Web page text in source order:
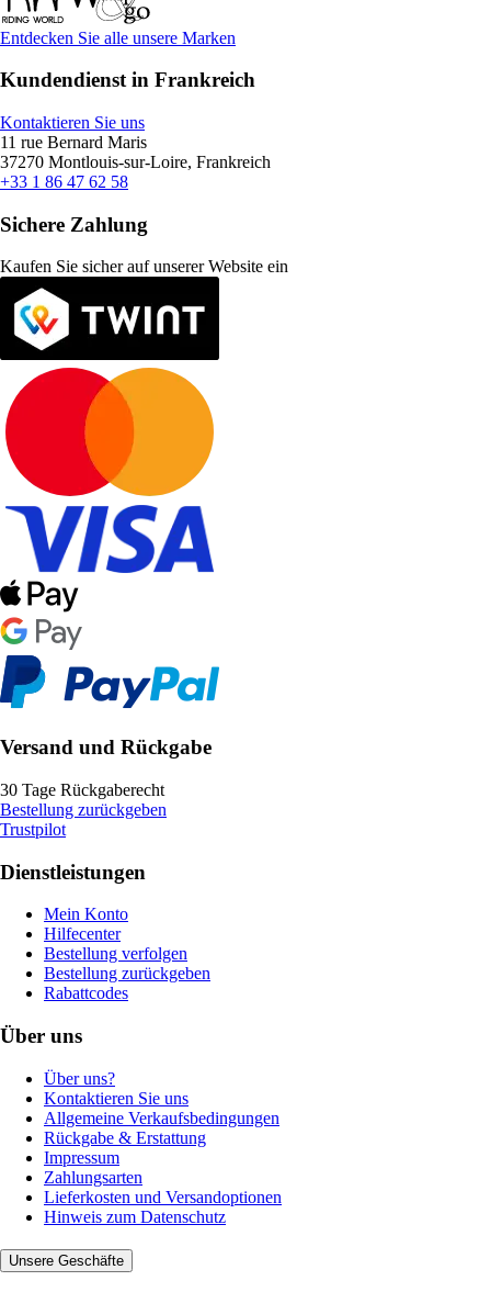
Entdecken Sie alle unsere Marken
Kundendienst in Frankreich
Kontaktieren Sie uns
11 rue Bernard Maris
37270 Montlouis-sur-Loire, Frankreich
+33 1 86 47 62 58
Sichere Zahlung
Kaufen Sie sicher auf unserer Website ein
Versand und Rückgabe
30 Tage Rückgaberecht
Bestellung zurückgeben
Trustpilot
Dienstleistungen
Mein Konto
Hilfecenter
Bestellung verfolgen
Bestellung zurückgeben
Rabattcodes
Über uns
Über uns?
Kontaktieren Sie uns
Allgemeine Verkaufsbedingungen
Rückgabe & Erstattung
Impressum
Zahlungsarten
Lieferkosten und Versandoptionen
Hinweis zum Datenschutz
Unsere Geschäfte